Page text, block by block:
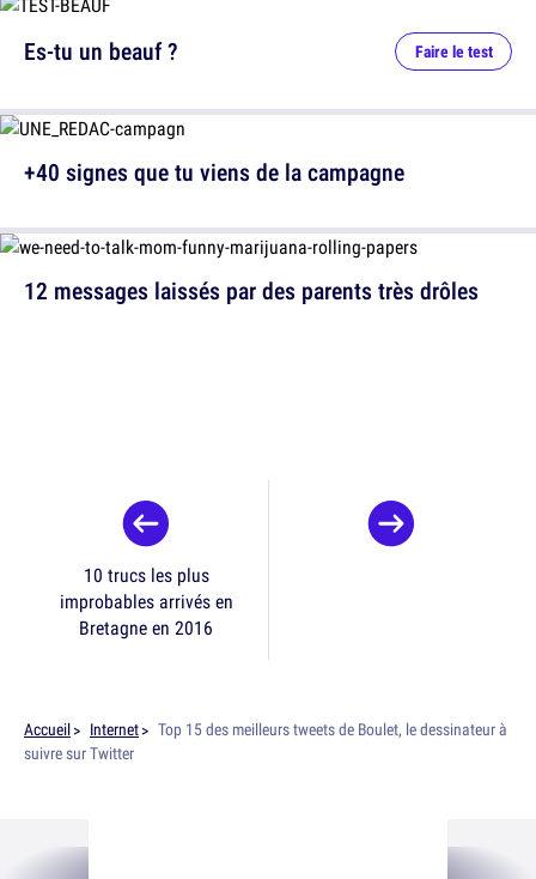
12 messages laissés par des parents très drôles
Es-tu un beauf ? Faire le test
+40 signes que tu viens de la campagne
10 trucs les plus
improbables arrivés en
Bretagne en 2016
Accueil Internet
Top 15 des meilleurs tweets de Boulet, le dessinateur à
suivre sur Twitter